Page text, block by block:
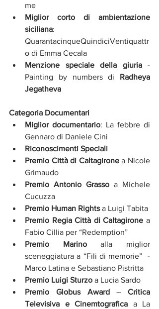
me
Miglior corto di ambientazione
siciliana:
QuarantacinqueQuindiciVentiquattr
o di Emma Cecala
Menzione speciale della giuria -
Painting by numbers di Radheya
Jegatheva
Categoria Documentari
Miglior documentario: La febbre di
Gennaro di Daniele Cini
Riconoscimenti Speciali
Premio Città di Caltagirone a Nicole
Grimaudo
Premio Antonio Grasso a Michele
Cucuzza
Premio Human Rights a Luigi Tabita
Premio Regia Città di Caltagirone a
Fabio Cillia per “Redemption”
Premio Marino alla miglior
sceneggiatura a “Fili di memorie”  -
Marco Latina e Sebastiano Pistritta
Premio Luigi Sturzo a Lucia Sardo
Premio Globus Award – Critica
Televisiva e Cinemtografica a La